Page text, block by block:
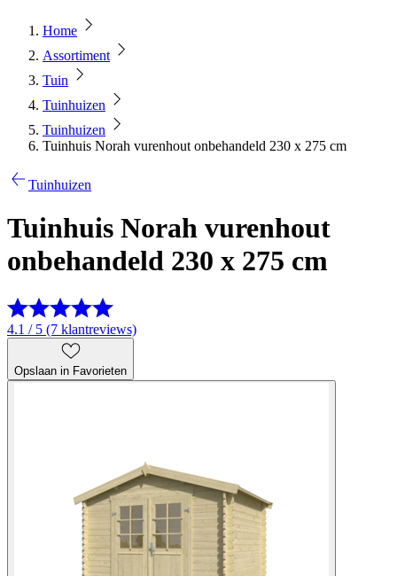
Home
Assortiment
Tuin
Tuinhuizen
Tuinhuizen
Tuinhuis Norah vurenhout onbehandeld 230 x 275 cm
Tuinhuizen
Tuinhuis Norah vurenhout
onbehandeld 230 x 275 cm
4.1 / 5 (7 klantreviews)
Opslaan in Favorieten